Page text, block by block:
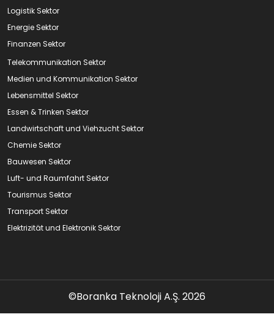
Logistik Sektor
Energie Sektor
Finanzen Sektor
Telekommunikation Sektor
Medien und Kommunikation Sektor
Lebensmittel Sektor
Essen & Trinken Sektor
Landwirtschaft und Viehzucht Sektor
Chemie Sektor
Bauwesen Sektor
Luft- und Raumfahrt Sektor
Tourismus Sektor
Transport Sektor
Elektrizität und Elektronik Sektor
©Boranka Teknoloji A.Ş. 2026